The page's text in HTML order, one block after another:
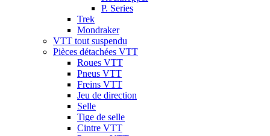
P. Series
Trek
Mondraker
VTT tout suspendu
Pièces détachées VTT
Roues VTT
Pneus VTT
Freins VTT
Jeu de direction
Selle
Tige de selle
Cintre VTT